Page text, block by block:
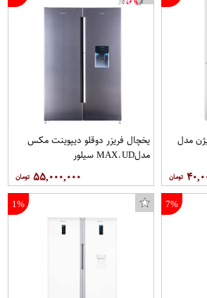
مدل
یخچال فریزر دوقلو دیپوینت مکس
مدلMAX.UD سیلور
۵۵,۰۰۰,۰۰۰
7%
1%